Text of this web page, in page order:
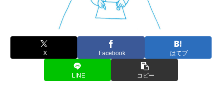
X Facebook はてブ
LINE コピー